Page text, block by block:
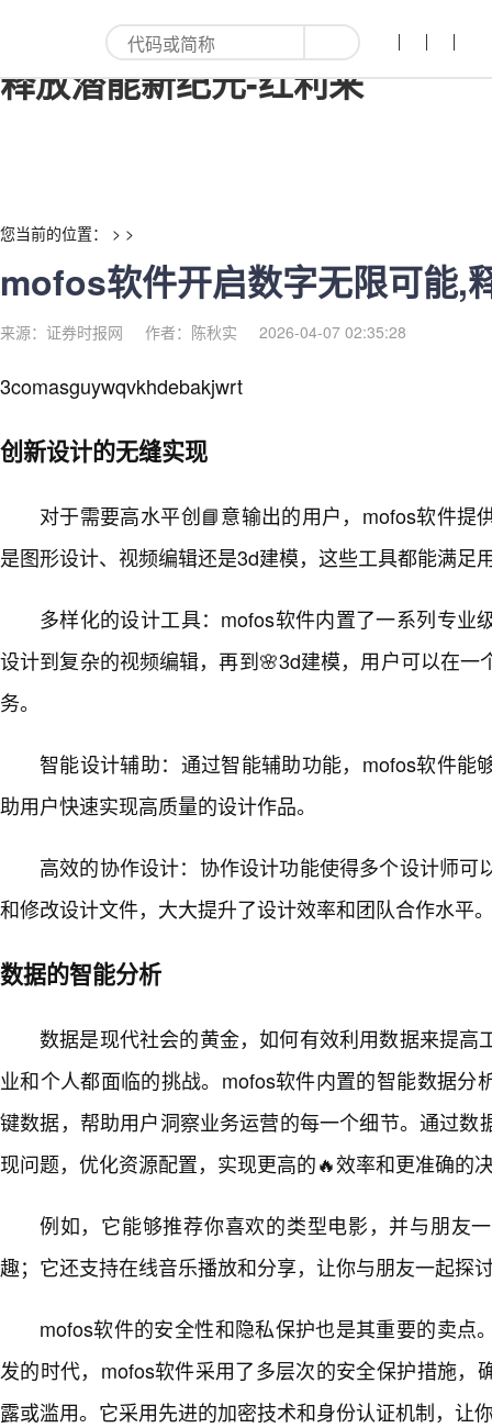
mofos软件开启数字无限可能,
释放潜能新纪元-红利来
您当前的位置： > >
mofos软件开启数字无限可能,
来源：证券时报网 作者：陈秋实 2026-04-07 02:35:28
3comasguywqvkhdebakjwrt
创新设计的无缝实现
对于需要高水平创📘意输出的用户，mofos软件提
是图形设计、视频编辑还是3d建模，这些工具都能满足
多样化的设计工具：mofos软件内置了一系列专业
设计到复杂的视频编辑，再到🌸3d建模，用户可以在一
务。
智能设计辅助：通过智能辅助功能，mofos软件能
助用户快速实现高质量的设计作品。
高效的协作设计：协作设计功能使得多个设计师可
和修改设计文件，大大提升了设计效率和团队合作水平
数据的智能分析
数据是现代社会的黄金，如何有效利用数据来提高
业和个人都面临的挑战。mofos软件内置的智能数据分
键数据，帮助用户洞察业务运营的每一个细节。通过数
现问题，优化资源配置，实现更高的🔥效率和更准确的
例如，它能够推荐你喜欢的类型电影，并与朋友
趣；它还支持在线音乐播放和分享，让你与朋友一起探
mofos软件的安全性和隐私保护也是其重要的卖点
发的时代，mofos软件采用了多层次的安全保护措施，
露或滥用。它采用先进的加密技术和身份认证机制，让